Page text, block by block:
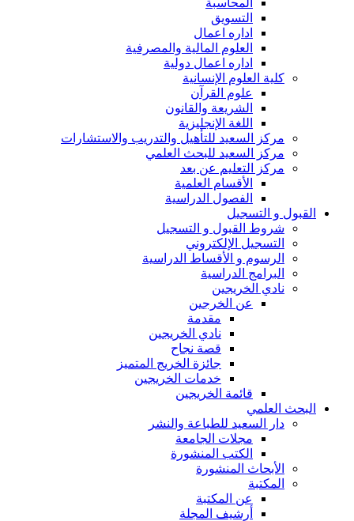
المحاسبة
التسويق
اداره اعمال
العلوم المالية والمصرفية
اداره اعمال دولية
كلية العلوم الإنسانية
علوم القرآن
الشريعة والقانون
اللغة الإنجليزية
مركز السعيد للتأهيل والتدريب والاستشارات
مركز السعيد للبحث العلمي
مركز التعليم عن بعد
الأقسام العلمية
الفصول الدراسية
القبول و التسجيل
شروط القبول و التسجيل
التسجيل الإلكتروني
الرسوم و الأقساط الدراسية
البرامج الدراسية
نادي الخريجين
عن الخرجين
مقدمة
نادي الخريجين
قصة نجاح
جائزة الخريج المتميز
خدمات الخريجين
قائمة الخريجين
البحث العلمي
دار السعيد للطباعة والنشر
مجلات الجامعة
الكتب المنشورة
الأبحاث المنشورة
المكتبة
عن المكتبة
أرشيف المجلة